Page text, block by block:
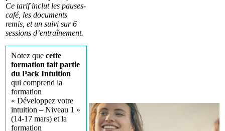
Ce tarif inclut les pauses-
café, les documents
remis, et un suivi sur 6
sessions d’entraînement.
Notez que cette
formation fait partie
du Pack Intuition
qui comprend la
formation
« Développez votre
intuition – Niveau 1 »
(14-17 mars) et la
formation